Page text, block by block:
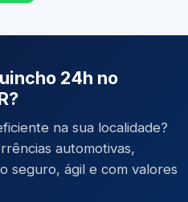
24h no
na sua localidade?
automotivas,
seguro, ágil e com valores